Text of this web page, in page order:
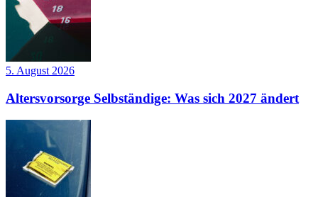
5. August 2026
Altersvorsorge Selbständige: Was sich 2027 ändert